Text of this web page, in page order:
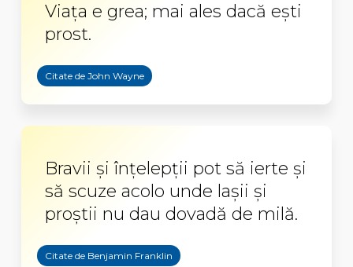
Viața e grea; mai ales dacă ești
prost.
Citate de John Wayne
Bravii şi înţelepţii pot să ierte şi
să scuze acolo unde laşii şi
proştii nu dau dovadă de milă.
Citate de Benjamin Franklin